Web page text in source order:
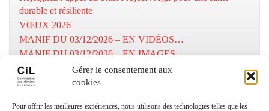
Gérer le consentement aux
cookies
Pour offrir les meilleures expériences, nous utilisons des technologies telles que les
durable et résiliente
VŒUX 2026
MANIF DU 03/12/2026 – EN VIDÉOS…
MANIF DU 03/12/2026 – EN IMAGES…
MOBILISATION DU 03/12/2025
Numéros utiles